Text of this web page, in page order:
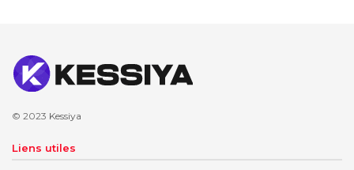
© 2023 Kessiya
Liens utiles